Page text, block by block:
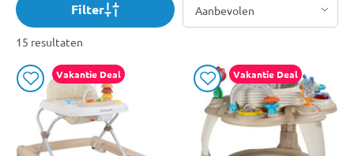
Filter
15 resultaten
Vakantie Deal Vakantie Deal